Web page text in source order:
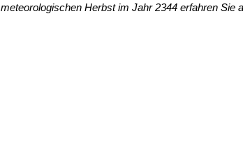
meteorologischen Herbst im Jahr 2344 erfahren Sie